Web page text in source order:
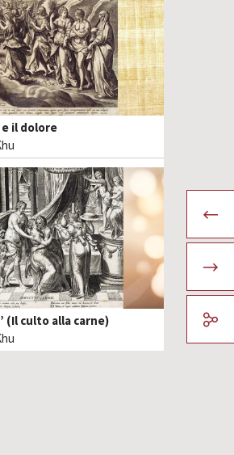
il dolore
(Il culto alla carne)